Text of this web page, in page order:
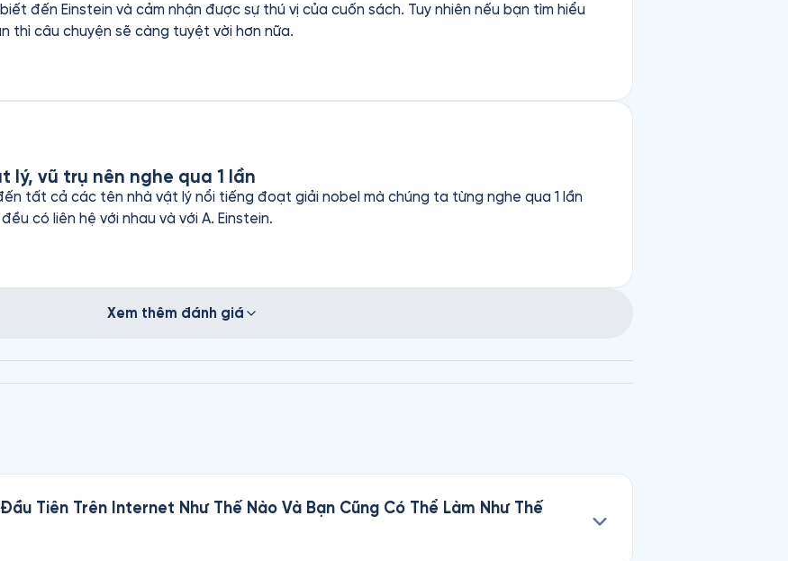
đến Einstein và cảm nhận được sự thú vị của cuốn sách. Tuy nhiên nếu bạn tìm hiểu
thì câu chuyện sẽ càng tuyệt vời hơn nữa.
lý, vũ trụ nên nghe qua 1 lần
tất cả các tên nhà vật lý nổi tiếng đoạt giải nobel mà chúng ta từng nghe qua 1 lần
có liên hệ với nhau và với A. Einstein.
Xem thêm đánh giá
Tiên Trên Internet Như Thế Nào Và Bạn Cũng Có Thể Làm Như Thế